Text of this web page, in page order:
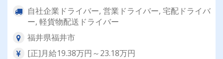
自社企業ドライバー, 営業ドライバー, 宅配ドライバ
ー, 軽貨物配送ドライバー
福井県福井市
[正]月給19.38万円～23.18万円